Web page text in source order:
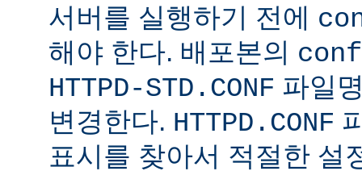
서버를 실행하기 전에
해야 한다. 배포본의 conf
HTTPD-STD.CONF 파일
변경한다. HTTPD.CONF
표시를 찾아서 적절한 설